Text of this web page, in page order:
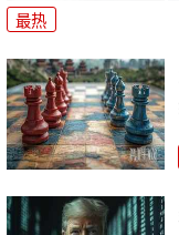
最热